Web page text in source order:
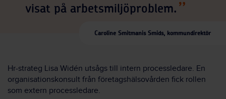
visat på arbetsmiljöproblem.
Caroline Smitmanis Smids, kommundirektör
Hr-strateg Lisa Widén utsågs till intern processledare. En
organisationskonsult från företagshälsovården fick rollen
som extern processledare.